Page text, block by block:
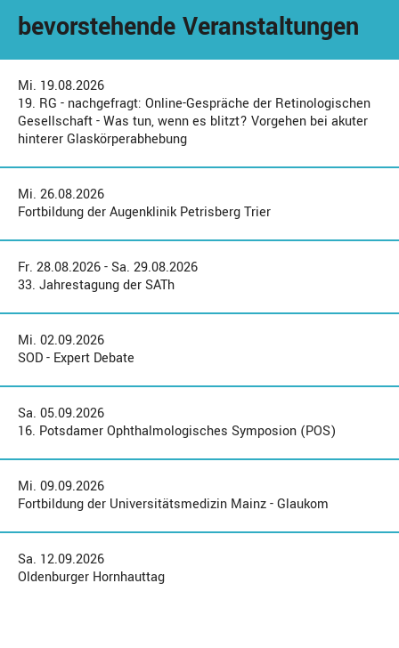
bevorstehende Veranstaltungen
Mi. 19.08.2026
19. RG - nachgefragt: Online-Gespräche der Retinologischen
Gesellschaft - Was tun, wenn es blitzt? Vorgehen bei akuter
hinterer Glaskörperabhebung
Mi. 26.08.2026
Fortbildung der Augenklinik Petrisberg Trier
Fr. 28.08.2026 - Sa. 29.08.2026
33. Jahrestagung der SATh
Mi. 02.09.2026
SOD - Expert Debate
Sa. 05.09.2026
16. Potsdamer Ophthalmologisches Symposion (POS)
Mi. 09.09.2026
Fortbildung der Universitätsmedizin Mainz - Glaukom
Sa. 12.09.2026
Oldenburger Hornhauttag